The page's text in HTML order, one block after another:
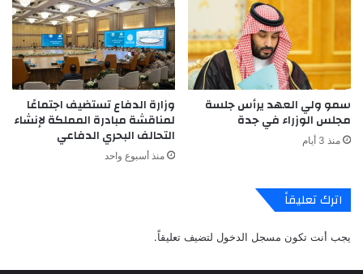
سمو ولي العهد يرأس جلسة
مجلس الوزراء في جدة
منذ 3 أيام
وزارة الدفاع تستضيف اجتماعًا
لمناقشة مبادرة المملكة لإنشاء
التحالف البحري الدفاعي
منذ أسبوع واحد
اترك تعليقاً
يجب أنت تكون مسجل الدخول لتضيف تعليقاً.